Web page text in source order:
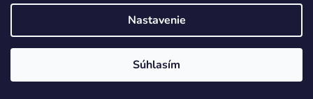
Nastavenie
Súhlasím
Možnosti doručení a platby
Výměna zboží